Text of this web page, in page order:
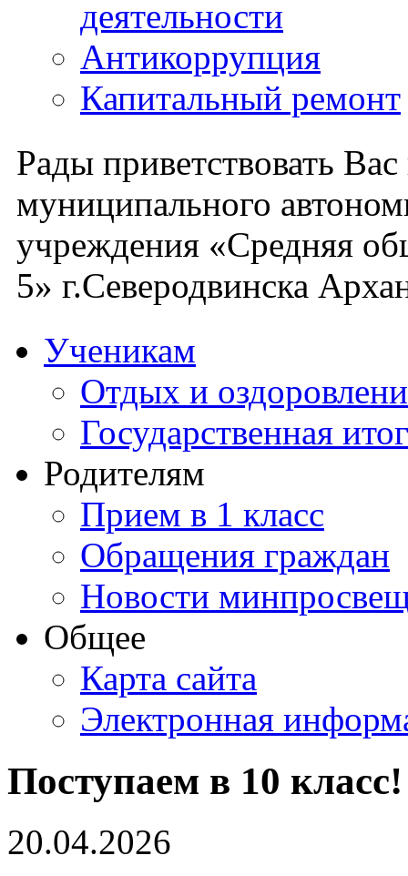
деятельности
Антикоррупция
Капитальный ремонт
Рады приветствовать
муниципального
учреждения «Средняя
5» г.Северодвинска
Ученикам
Отдых и
Государственная
Родителям
Прием в 1 класс
Обращения граждан
Новости
Общее
Карта сайта
Электронная
Поступаем в 10 класс!
20.04.2026